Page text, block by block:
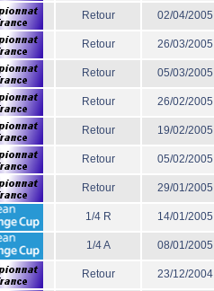
Retour 02/04/2005
Retour 26/03/2005
Retour 05/03/2005
Retour 26/02/2005
Retour 19/02/2005
Retour 05/02/2005
Retour 29/01/2005
1/4 R 14/01/2005
1/4 A 08/01/2005
Retour 23/12/2004